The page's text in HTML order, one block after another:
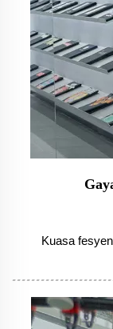
Kuasa